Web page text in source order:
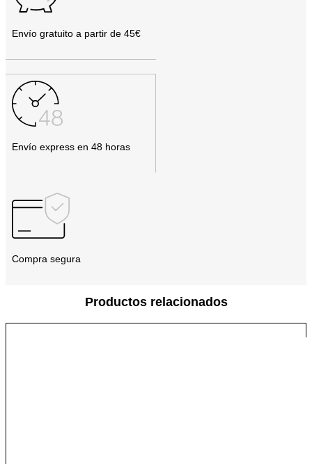
Envío gratuito a partir de 45€
Envío express en 48 horas
Compra segura
Productos relacionados